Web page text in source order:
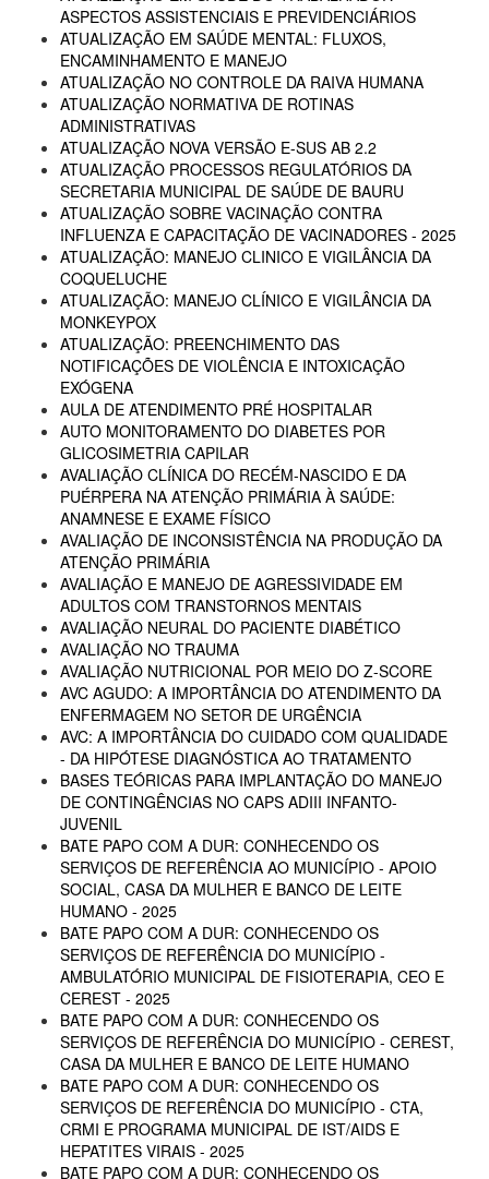
ASPECTOS ASSISTENCIAIS E PREVIDENCIÁRIOS
ATUALIZAÇÃO EM SAÚDE MENTAL: FLUXOS,
ENCAMINHAMENTO E MANEJO
ATUALIZAÇÃO NO CONTROLE DA RAIVA HUMANA
ATUALIZAÇÃO NORMATIVA DE ROTINAS
ADMINISTRATIVAS
ATUALIZAÇÃO NOVA VERSÃO E-SUS AB 2.2
ATUALIZAÇÃO PROCESSOS REGULATÓRIOS DA
SECRETARIA MUNICIPAL DE SAÚDE DE BAURU
ATUALIZAÇÃO SOBRE VACINAÇÃO CONTRA
INFLUENZA E CAPACITAÇÃO DE VACINADORES - 2025
ATUALIZAÇÃO: MANEJO CLINICO E VIGILÂNCIA DA
COQUELUCHE
ATUALIZAÇÃO: MANEJO CLÍNICO E VIGILÂNCIA DA
MONKEYPOX
ATUALIZAÇÃO: PREENCHIMENTO DAS
NOTIFICAÇÕES DE VIOLÊNCIA E INTOXICAÇÃO
EXÓGENA
AULA DE ATENDIMENTO PRÉ HOSPITALAR
AUTO MONITORAMENTO DO DIABETES POR
GLICOSIMETRIA CAPILAR
AVALIAÇÃO CLÍNICA DO RECÉM-NASCIDO E DA
PUÉRPERA NA ATENÇÃO PRIMÁRIA À SAÚDE:
ANAMNESE E EXAME FÍSICO
AVALIAÇÃO DE INCONSISTÊNCIA NA PRODUÇÃO DA
ATENÇÃO PRIMÁRIA
AVALIAÇÃO E MANEJO DE AGRESSIVIDADE EM
ADULTOS COM TRANSTORNOS MENTAIS
AVALIAÇÃO NEURAL DO PACIENTE DIABÉTICO
AVALIAÇÃO NO TRAUMA
AVALIAÇÃO NUTRICIONAL POR MEIO DO Z-SCORE
AVC AGUDO: A IMPORTÂNCIA DO ATENDIMENTO DA
ENFERMAGEM NO SETOR DE URGÊNCIA
AVC: A IMPORTÂNCIA DO CUIDADO COM QUALIDADE
- DA HIPÓTESE DIAGNÓSTICA AO TRATAMENTO
BASES TEÓRICAS PARA IMPLANTAÇÃO DO MANEJO
DE CONTINGÊNCIAS NO CAPS ADIII INFANTO-
JUVENIL
BATE PAPO COM A DUR: CONHECENDO OS
SERVIÇOS DE REFERÊNCIA AO MUNICÍPIO - APOIO
SOCIAL, CASA DA MULHER E BANCO DE LEITE
HUMANO - 2025
BATE PAPO COM A DUR: CONHECENDO OS
SERVIÇOS DE REFERÊNCIA DO MUNICÍPIO -
AMBULATÓRIO MUNICIPAL DE FISIOTERAPIA, CEO E
CEREST - 2025
BATE PAPO COM A DUR: CONHECENDO OS
SERVIÇOS DE REFERÊNCIA DO MUNICÍPIO - CEREST,
CASA DA MULHER E BANCO DE LEITE HUMANO
BATE PAPO COM A DUR: CONHECENDO OS
SERVIÇOS DE REFERÊNCIA DO MUNICÍPIO - CTA,
CRMI E PROGRAMA MUNICIPAL DE IST/AIDS E
HEPATITES VIRAIS - 2025
BATE PAPO COM A DUR: CONHECENDO OS